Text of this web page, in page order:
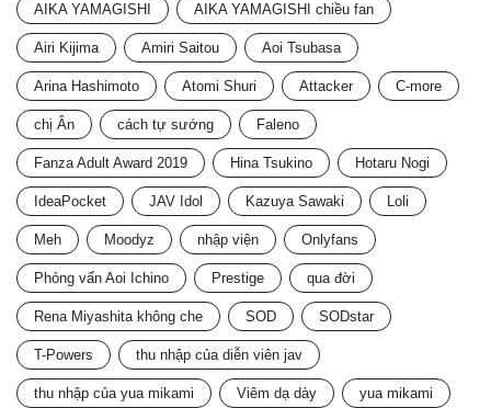
AIKA YAMAGISHI AIKA YAMAGISHI chiều fan
Airi Kijima Amiri Saitou Aoi Tsubasa
Arina Hashimoto Atomi Shuri Attacker C-more
chị Ân cách tự sướng Faleno
Fanza Adult Award 2019 Hina Tsukino Hotaru Nogi
IdeaPocket JAV Idol Kazuya Sawaki Loli
Meh Moodyz nhập viện Onlyfans
Phỏng vấn Aoi Ichino Prestige qua đời
Rena Miyashita không che SOD SODstar
T-Powers thu nhập của diễn viên jav
thu nhập của yua mikami Viêm dạ dày yua mikami